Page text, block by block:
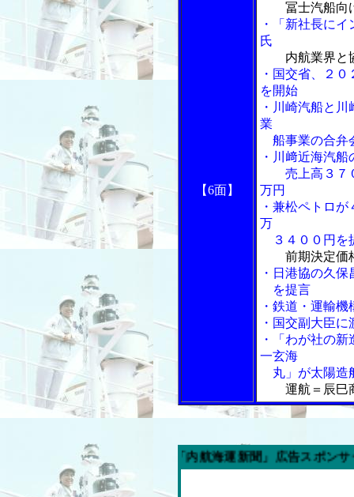
【6面】
冨士汽船向
・「新社長に
氏
内航業界と
・国交省、２
を開始
・川崎汽船と
業
船事業の合弁
・川﨑近海汽
売上高３７
万円
・兼松ペトロ
万
３４００円を
前期決定価
・日港協の久
を提言
・鉄道・運輸
・国交副大臣
・「わが社の
一玄海
丸」が太陽造
運航＝辰巳
今週の「内航海運新聞」広告スポンサー企業